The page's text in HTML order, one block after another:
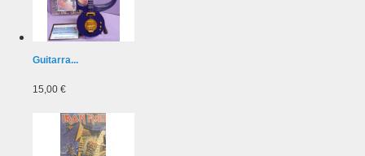
Guitarra...
15,00 €